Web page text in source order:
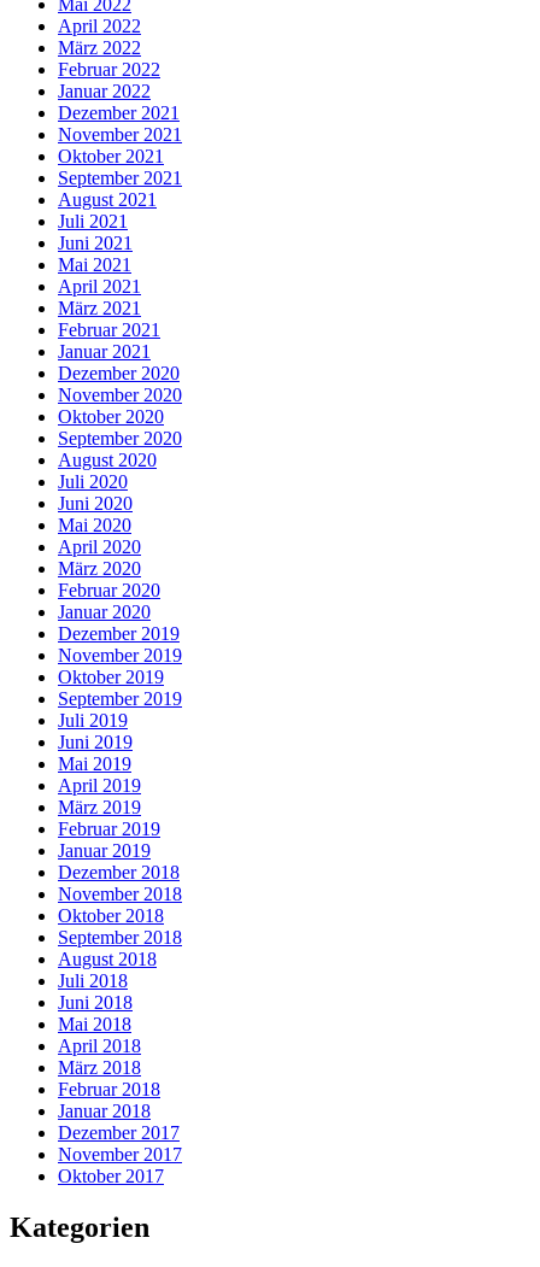
Mai 2022
April 2022
März 2022
Februar 2022
Januar 2022
Dezember 2021
November 2021
Oktober 2021
September 2021
August 2021
Juli 2021
Juni 2021
Mai 2021
April 2021
März 2021
Februar 2021
Januar 2021
Dezember 2020
November 2020
Oktober 2020
September 2020
August 2020
Juli 2020
Juni 2020
Mai 2020
April 2020
März 2020
Februar 2020
Januar 2020
Dezember 2019
November 2019
Oktober 2019
September 2019
Juli 2019
Juni 2019
Mai 2019
April 2019
März 2019
Februar 2019
Januar 2019
Dezember 2018
November 2018
Oktober 2018
September 2018
August 2018
Juli 2018
Juni 2018
Mai 2018
April 2018
März 2018
Februar 2018
Januar 2018
Dezember 2017
November 2017
Oktober 2017
Kategorien